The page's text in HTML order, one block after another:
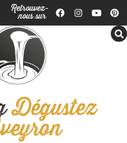
Retrouvez-
nous sur
Dégustez